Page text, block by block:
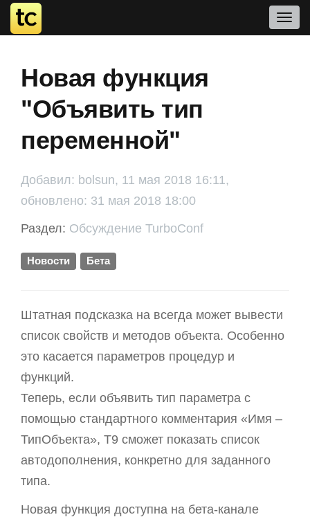
Новая функция
"Объявить тип
переменной"
Добавил: bolsun, 11 мая 2018 16:11,
обновлено: 31 мая 2018 18:00
Раздел: Обсуждение TurboConf
Новости Бета
Штатная подсказка на всегда может вывести
список свойств и методов объекта. Особенно
это касается параметров процедур и
функций.
Теперь, если объявить тип параметра с
помощью стандартного комментария «Имя –
ТипОбъекта», T9 сможет показать список
автодополнения, конкретно для заданного
типа.
Новая функция доступна на бета-канале